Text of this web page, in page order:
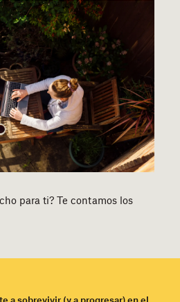
para ti? Te contamos los